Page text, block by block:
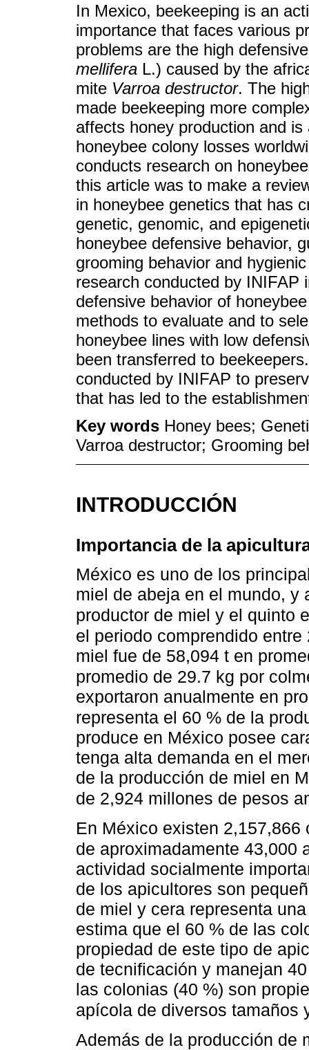
In Mexico, beekeeping is an
importance that faces various
problems are the high
mellifera L.) caused by the
mite Varroa destructor. The
made beekeeping more
affects honey production and
honeybee colony losses
conducts research on
this article was to make a
in honeybee genetics that has
genetic, genomic, and
honeybee defensive behavior,
grooming behavior and
research conducted by INIFAP
defensive behavior of
methods to evaluate and to
honeybee lines with low
been transferred to
conducted by INIFAP to
that has led to the
Key words Honey bees;
Varroa destructor; Grooming
INTRODUCCIÓN
Importancia de la
México es uno de los
miel de abeja en el mundo, y
productor de miel y el quinto
el periodo comprendido
miel fue de 58,094 t en
promedio de 29.7 kg por
exportaron anualmente en
representa el 60 % de la
produce en México posee
tenga alta demanda en el
de la producción de miel en
de 2,924 millones de pesos
En México existen
de aproximadamente 43,000
actividad socialmente
de los apicultores son
de miel y cera representa
estima que el 60 % de las
propiedad de este tipo de
de tecnificación y manejan
las colonias (40 %) son
apícola de diversos tamaños
Además de la producción de